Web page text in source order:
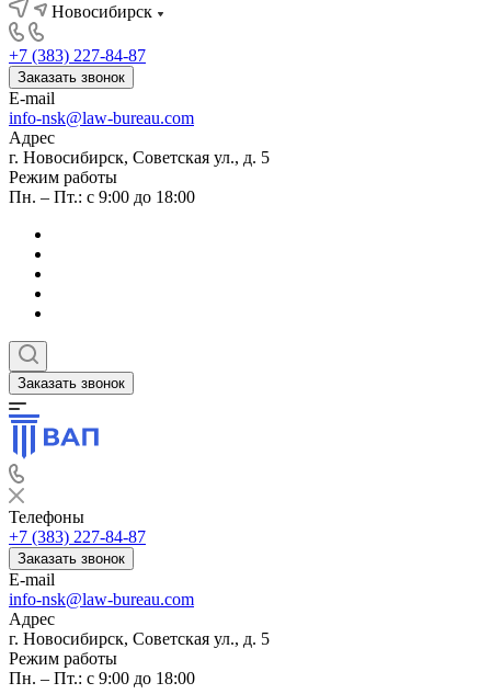
Новосибирск
+7 (383) 227-84-87
Заказать звонок
E-mail
info-nsk@law-bureau.com
Адрес
г. Новосибирск, Советская ул., д. 5
Режим работы
Пн. – Пт.: с 9:00 до 18:00
Заказать звонок
Телефоны
+7 (383) 227-84-87
Заказать звонок
E-mail
info-nsk@law-bureau.com
Адрес
г. Новосибирск, Советская ул., д. 5
Режим работы
Пн. – Пт.: с 9:00 до 18:00